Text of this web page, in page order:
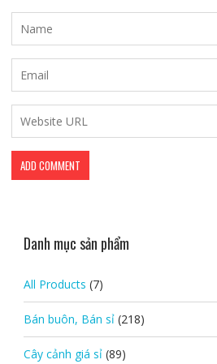
Danh mục sản phẩm
All Products (7)
Bán buôn, Bán sỉ (218)
Cây cảnh giá sỉ (89)